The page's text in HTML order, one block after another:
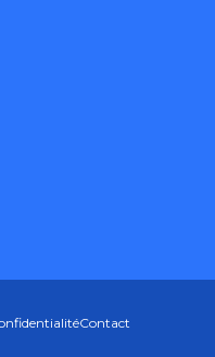
Contact